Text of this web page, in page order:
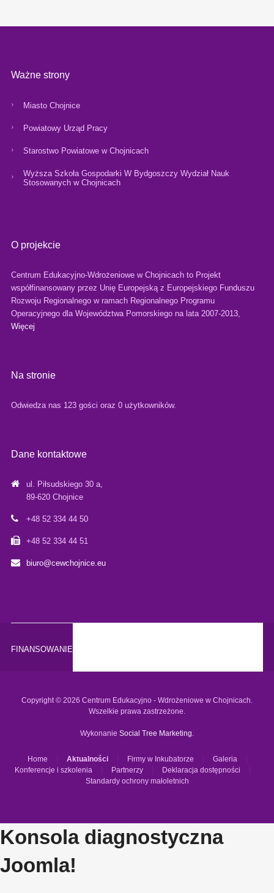
Ważne strony
Miasto Chojnice
Powiatowy Urząd Pracy
Starostwo Powiatowe w Chojnicach
Wyższa Szkoła Gospodarki W Bydgoszczy Wydział Nauk
Stosowanych w Chojnicach
O projekcie
Centrum Edukacyjno-Wdrożeniowe w Chojnicach to Projekt
współfinansowany przez Unię Europejską z Europejskiego Funduszu
Rozwoju Regionalnego w ramach Regionalnego Programu
Operacyjnego dla Województwa Pomorskiego na lata 2007-2013,
Więcej
Na stronie
Odwiedza nas 123 gości oraz 0 użytkowników.
Dane kontaktowe
ul. Piłsudskiego 30 a,
89-620 Chojnice
+48 52 334 44 50
+48 52 334 44 51
biuro@cewchojnice.eu
FINANSOWANIE
Copyright © 2026 Centrum Edukacyjno - Wdrożeniowe w Chojnicach.
Wszelkie prawa zastrzeżone.
Wykonanie Social Tree Marketing
Home Aktualności Firmy w Inkubatorze
Galeria
Konferencje i szkolenia
Partnerzy
Deklaracja dostępności
Standardy ochrony małoletnich
Konsola diagnostyczna
Joomla!